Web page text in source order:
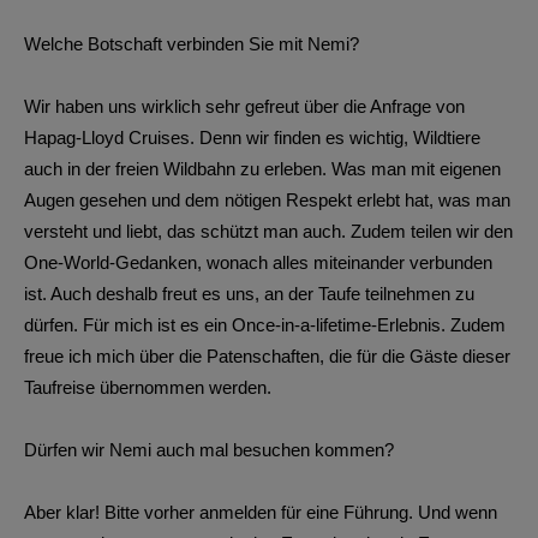
Welche Botschaft verbinden Sie mit Nemi?
Wir haben uns wirklich sehr gefreut über die Anfrage von
Hapag-Lloyd Cruises. Denn wir finden es wichtig, Wildtiere
auch in der freien Wildbahn zu erleben. Was man mit eigenen
Augen gesehen und dem nötigen Respekt erlebt hat, was man
versteht und liebt, das schützt man auch. Zudem teilen wir den
One-World-Gedanken, wonach alles miteinander verbunden
ist. Auch deshalb freut es uns, an der Taufe teilnehmen zu
dürfen. Für mich ist es ein Once-in-a-lifetime-Erlebnis. Zudem
freue ich mich über die Patenschaften, die für die Gäste dieser
Taufreise übernommen werden.
Dürfen wir Nemi auch mal besuchen kommen?
Aber klar! Bitte vorher anmelden für eine Führung. Und wenn